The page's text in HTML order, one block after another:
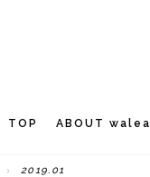
TOP ABOUT walea
2019.01